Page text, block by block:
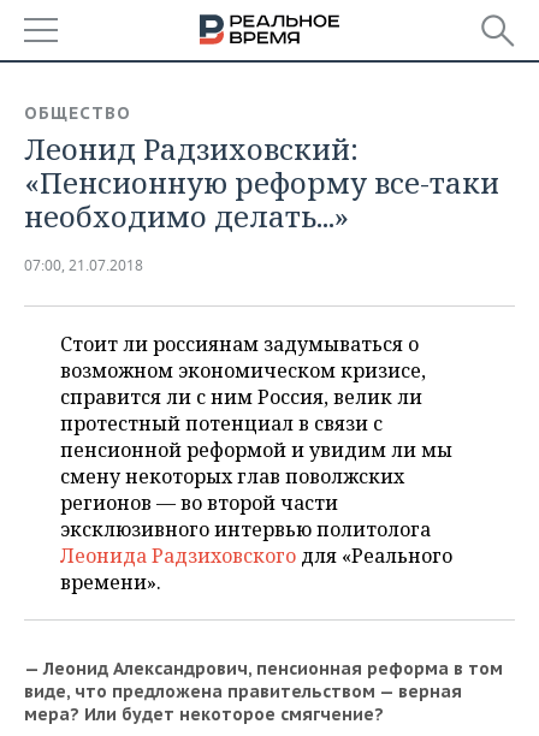
БАШКОРТОСТАН
ТАТАРСТАН
НОВОСТИ
АНАЛИТИКА
ДЕКЛАРАЦИИ О ДОХОДАХ
КОРОЛИ ГОСЗАКАЗА ПФО
ВУЗЫ ТАТАРСТАНА
КОМУ ПРИНАДЛЕЖАТ
ТОРГОВЫЕ ЦЕНТРЫ
ТАТАРСТАНА
НОВОСТИ ЭКОНОМИКИ
ФИНАНСЫ
БАНКИ
БЮДЖЕТ
ИНВЕСТИЦИИ
ПРОМЫШЛЕННОСТЬ
НОВОСТИ
ПРОМЫШЛЕННОСТИ
АГРОПРОМ
МАШИНОСТРОЕНИЕ
НЕФТЕХИМИЯ
НЕФТЬ
ОПК
ЭНЕРГЕТИКА
НЕДВИЖИМОСТЬ
НОВОСТИ НЕДВИЖИМОСТИ
АВТО
НОВОСТИ АВТО
БИЗНЕС
НОВОСТИ БИЗНЕСА
РОЗНИЧНАЯ ТОРГОВЛЯ
УСЛУГИ
ТЕХНОЛОГИИ
НОВОСТИ ТЕХНОЛОГИЙ
МЕДИА
МЕРОПРИЯТИЯ
ВЫЕЗДНАЯ РЕДАКЦИЯ
НОВОСТИ СПОРТА
ОБЩЕСТВО
ОБЩЕСТВО
Леонид Радзиховский:
«Пенсионную реформу все-таки
необходимо делать...»
07:00, 21.07.2018
Стоит ли россиянам задумываться о
возможном экономическом кризисе,
справится ли с ним Россия, велик ли
протестный потенциал в связи с
пенсионной реформой и увидим ли мы
смену некоторых глав поволжских
регионов — во второй части
эксклюзивного интервью политолога
Леонида Радзиховского для «Реального
времени».
— Леонид Александрович, пенсионная реформа в том
виде, что предложена правительством — верная
мера? Или будет некоторое смягчение?